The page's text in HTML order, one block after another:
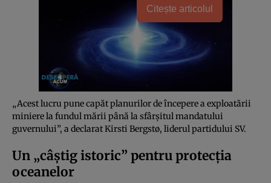
Citește articolul
„Acest lucru pune capăt planurilor de începere a exploatării
miniere la fundul mării până la sfârșitul mandatului
guvernului”, a declarat Kirsti Bergstø, liderul partidului SV.
Un „câștig istoric” pentru protecția
oceanelor